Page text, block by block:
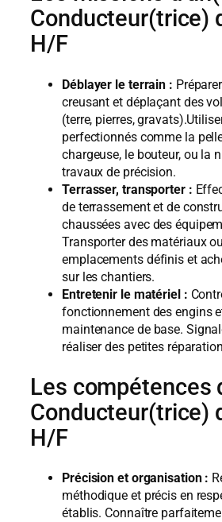
Conducteur(trice)
H/F
Déblayer le terrain :
creusant et déplaçant des
(terre, pierres,
perfectionnés comme la
chargeuse, le bouteur, ou la
travaux de précision.
Terrasser, transporter :
de terrassement et de
chaussées avec des
Transporter des matériaux
emplacements définis et
sur les chantiers.
Entretenir le matériel :
fonctionnement des engins
maintenance de base.
réaliser des petites
Les compétences
Conducteur(trice)
H/F
Précision et organisation :
méthodique et précis en
établis. Connaître